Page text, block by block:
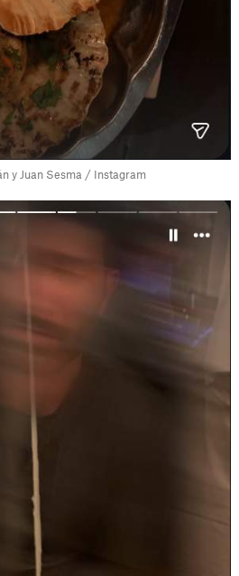
y Juan Sesma / Instagram